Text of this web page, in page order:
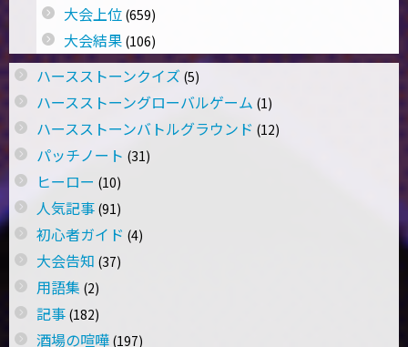
大会上位 (659)
大会結果 (106)
ハースストーンクイズ (5)
ハースストーングローバルゲーム (1)
ハースストーンバトルグラウンド (12)
パッチノート (31)
ヒーロー (10)
人気記事 (91)
初心者ガイド (4)
大会告知 (37)
用語集 (2)
記事 (182)
酒場の喧嘩 (197)